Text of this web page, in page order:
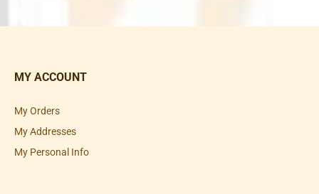
MY ACCOUNT
My Orders
My Addresses
My Personal Info